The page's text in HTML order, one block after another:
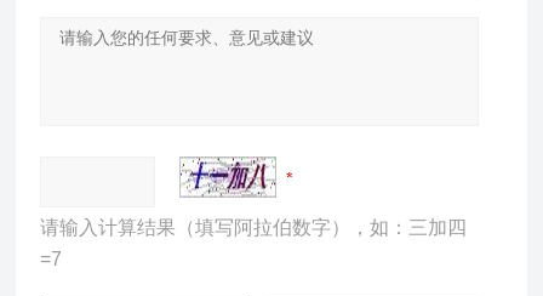
请输入计算结果（填写阿拉伯数字），如：三加四
=7